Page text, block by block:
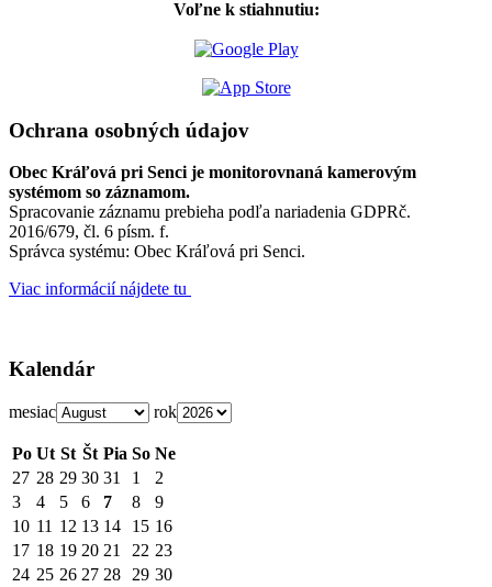
Voľne k stiahnutiu:
Ochrana osobných údajov
Obec Kráľová pri Senci je monitorovnaná kamerovým
systémom so záznamom.
Spracovanie záznamu prebieha podľa nariadenia GDPRč.
2016/679, čl. 6 písm. f.
Správca systému: Obec Kráľová pri Senci.
Viac informácií nájdete tu
Kalendár
mesiac rok
Po Ut St Št Pia So Ne
27 28 29 30 31 1
2
3
4 5 6 7 8
9
10 11 12 13 14 15 16
17 18 19 20 21 22 23
24 25 26 27 28 29 30